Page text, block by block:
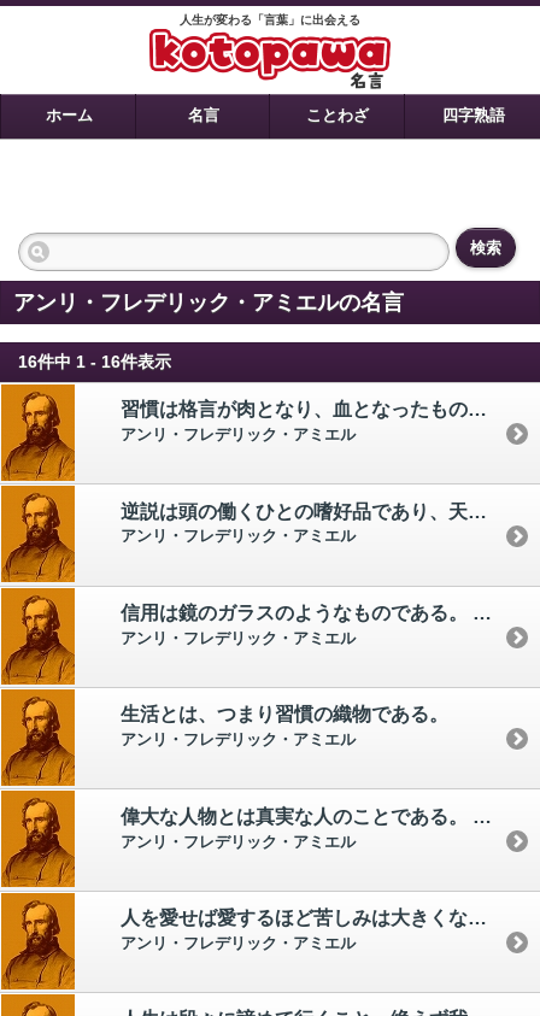
人生が変わる「言葉」に出会える
ホーム 名言 ことわざ 四字熟語
検索
アンリ・フレデリック・アミエルの名言
16件中 1 - 16件表示
習慣は格言が肉となり、血となったものである。
アンリ・フレデリック・アミエル
逆説は頭の働くひとの嗜好品であり、天分のあるひとの悦びである。
アンリ・フレデリック・アミエル
信用は鏡のガラスのようなものである。 ひびが入ったら元通りにはならない。
アンリ・フレデリック・アミエル
生活とは、つまり習慣の織物である。
アンリ・フレデリック・アミエル
偉大な人物とは真実な人のことである。 自然がその人の中にその志を成し遂げた人のことである。
アンリ・フレデリック・アミエル
人を愛せば愛するほど苦しみは大きくなる。 愛する人それぞれにやってくる苦しみの大きさは、その人の成熟度に比例する。
アンリ・フレデリック・アミエル